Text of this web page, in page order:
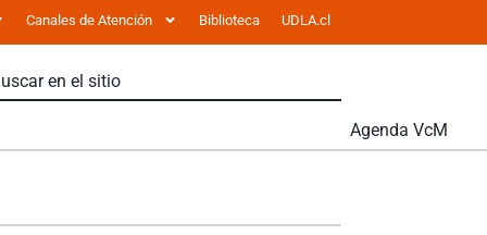
Canales de Atención Biblioteca UDLA.cl
Agenda VcM